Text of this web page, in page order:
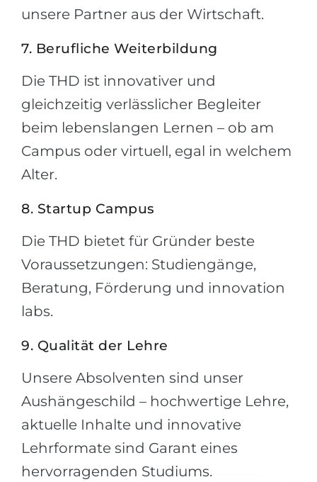
unsere Partner aus der Wirtschaft.
7. Berufliche Weiterbildung
Die THD ist innovativer und
gleichzeitig verlässlicher Begleiter
beim lebenslangen Lernen – ob am
Campus oder virtuell, egal in welchem
Alter.
8. Startup Campus
Die THD bietet für Gründer beste
Voraussetzungen: Studiengänge,
Beratung, Förderung und innovation
labs.
9. Qualität der Lehre
Unsere Absolventen sind unser
Aushängeschild – hochwertige Lehre,
aktuelle Inhalte und innovative
Lehrformate sind Garant eines
hervorragenden Studiums.